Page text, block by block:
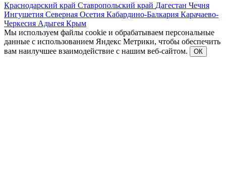
Краснодарский край Ставропольский край Дагестан Чечня
Ингушетия Северная Осетия Кабардино-Балкария Карачаево-
Черкесия Адыгея Крым
Мы используем файлы cookie и обрабатываем персональные
данные с использованием Яндекс Метрики, чтобы обеспечить
вам наилучшее взаимодействие с нашим веб-сайтом.
ОК